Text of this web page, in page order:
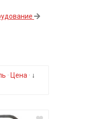
· Цена · ↓